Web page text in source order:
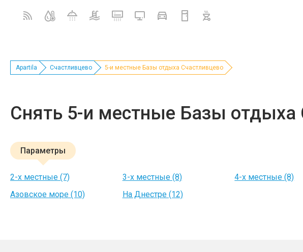
Apartila Счастливцево 5-и местные Базы отдыха Счастливцево
Снять 5-и местные Базы отдыха
Параметры
2-х местные (7) 3-х местные (8) 4-х местные (8)
Азовское море (10)
На Днестре (12)